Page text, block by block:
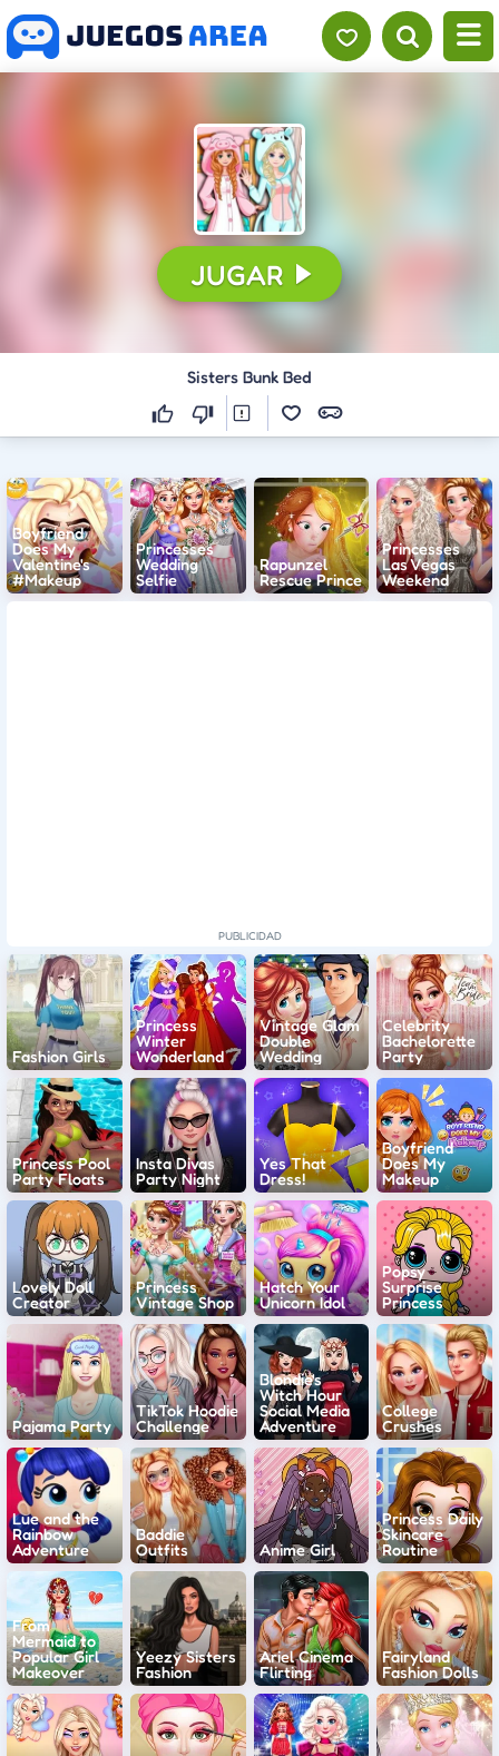
JUGAR
Sisters Bunk Bed
Boyfriend
Does My
Valentine's
#Makeup
Princesses
Wedding
Selfie
Rapunzel
Rescue Prince
Princesses
Las Vegas
Weekend
Fashion Girls
Princess
Winter
Wonderland
Vintage Glam
Double
Wedding
Celebrity
Bachelorette
Party
Princess Pool
Party Floats
Insta Divas
Party Night
Yes That
Dress!
Boyfriend
Does My
Makeup
Lovely Doll
Creator
Princess
Vintage Shop
Hatch Your
Unicorn Idol
Popsy
Surprise
Princess
Pajama Party
TikTok Hoodie
Challenge
Blondie's
Witch Hour
Social Media
Adventure
College
Crushes
Lue and the
Rainbow
Adventure
Baddie
Outfits
Anime Girl
Princess Daily
Skincare
Routine
From
Mermaid to
Popular Girl
Makeover
Yeezy Sisters
Fashion
Ariel Cinema
Flirting
Fairyland
Fashion Dolls